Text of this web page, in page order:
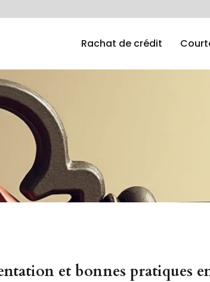
Rachat de crédit
et bonnes pratiques